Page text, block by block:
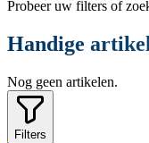
Probeer uw filters of
Handige
Nog geen artikelen.
Filters